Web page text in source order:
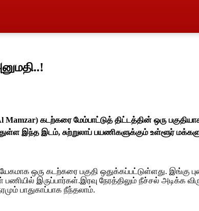
Mamzar) கடற்கரை மேம்பாட்டுத் திட்டத்தின் ஒரு
இந்த இடம், சுற்றுலாப் பயணிகளுக்கும் உள்ளூர்
ஒரு கடற்கரை பகுதி ஒதுக்கப்பட்டுள்ளது.
இருப்பார்கள்.இரவு நேரத்திலும் நீச்சல் அடிக்க
பாதுகாப்பாக நீந்தலாம்.